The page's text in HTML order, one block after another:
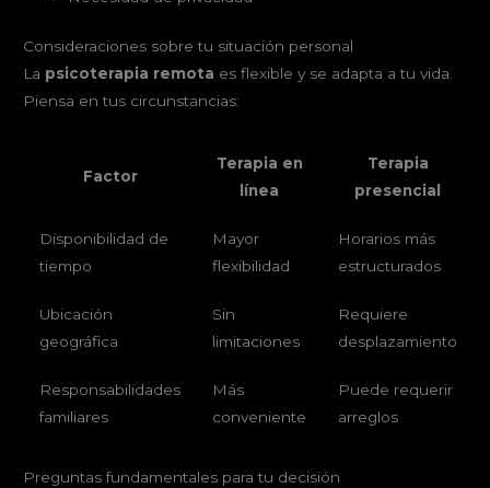
Consideraciones sobre tu situación personal
La psicoterapia remota es flexible y se adapta a tu vida.
Piensa en tus circunstancias:
Factor
Terapia en
línea
Terapia
presencial
Disponibilidad de
tiempo
Mayor
flexibilidad
Horarios más
estructurados
Ubicación
geográfica
Sin
limitaciones
Requiere
desplazamiento
Responsabilidades
familiares
Más
conveniente
Puede requerir
arreglos
Preguntas fundamentales para tu decisión